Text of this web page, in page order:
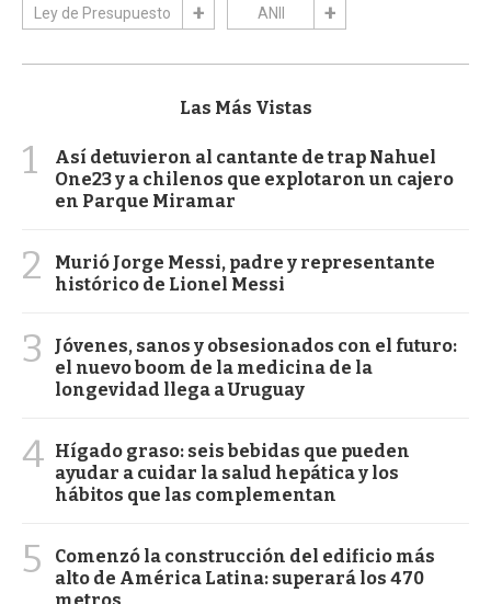
Ley de Presupuesto ANII
Las Más Vistas
1
Así detuvieron al cantante de trap Nahuel
One23 y a chilenos que explotaron un cajero
en Parque Miramar
2
Murió Jorge Messi, padre y representante
histórico de Lionel Messi
3
Jóvenes, sanos y obsesionados con el futuro:
el nuevo boom de la medicina de la
longevidad llega a Uruguay
4 Hígado graso: seis bebidas que pueden
ayudar a cuidar la salud hepática y los
hábitos que las complementan
5
Comenzó la construcción del edificio más
alto de América Latina: superará los 470